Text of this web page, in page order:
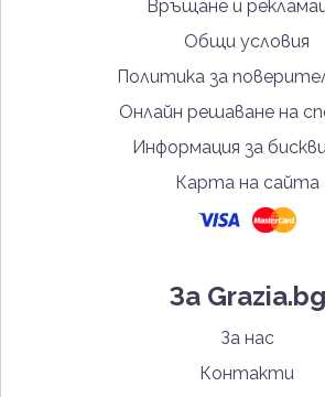
Връщане и
Общи условия
Политика за
Онлайн решаване на
Информация за
Карта на сайта
За Grazia.bg
За нас
Контакти